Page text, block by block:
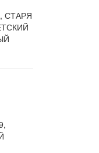
СТАРЯ